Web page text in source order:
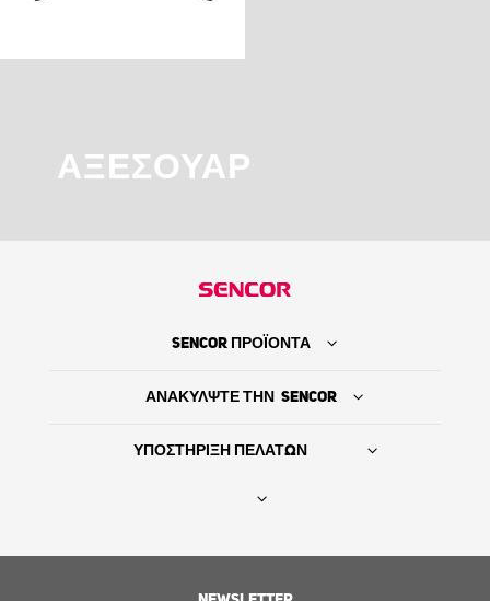
ΑΞΕΣΟΥΆΡ
SENCOR ΠΡΟΪΟΝΤΑ
ΑΝΑΚΥΛΨΤΕ ΤΗΝ SENCOR
ΥΠΟΣΤΗΡΙΞΗ ΠΕΛΑΤΩΝ